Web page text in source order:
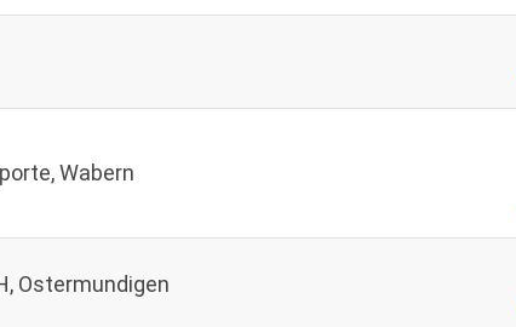
Wabern
Ostermundigen